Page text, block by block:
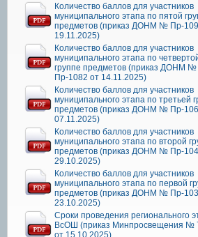
Количество баллов для участников
муниципального этапа по пятой
предметов (приказ ДОНМ № Пр-
19.11.2025)
Количество баллов для участников
муниципального этапа по
группе предметов (приказ ДОНМ №
Пр-1082 от 14.11.2025)
Количество баллов для участников
муниципального этапа по третьей
предметов (приказ ДОНМ № Пр-
07.11.2025)
Количество баллов для участников
муниципального этапа по второй
предметов (приказ ДОНМ № Пр-
29.10.2025)
Количество баллов для участников
муниципального этапа по первой
предметов (приказ ДОНМ № Пр-
23.10.2025)
Сроки проведения регионального
ВсОШ (приказ Минпросвещения №
от 15.10.2025)